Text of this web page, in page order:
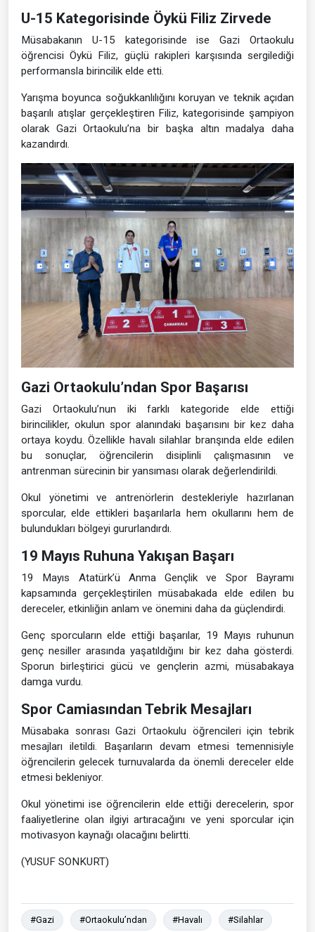
U-15 Kategorisinde Öykü Filiz Zirvede
Müsabakanın U-15 kategorisinde ise Gazi Ortaokulu
öğrencisi Öykü Filiz, güçlü rakipleri karşısında sergilediği
performansla birincilik elde etti.
Yarışma boyunca soğukkanlılığını koruyan ve teknik açıdan
başarılı atışlar gerçekleştiren Filiz, kategorisinde şampiyon
olarak Gazi Ortaokulu’na bir başka altın madalya daha
kazandırdı.
Gazi Ortaokulu’ndan Spor Başarısı
Gazi Ortaokulu’nun iki farklı kategoride elde ettiği
birincilikler, okulun spor alanındaki başarısını bir kez daha
ortaya koydu. Özellikle havalı silahlar branşında elde edilen
bu sonuçlar, öğrencilerin disiplinli çalışmasının ve
antrenman sürecinin bir yansıması olarak değerlendirildi.
Okul yönetimi ve antrenörlerin destekleriyle hazırlanan
sporcular, elde ettikleri başarılarla hem okullarını hem de
bulundukları bölgeyi gururlandırdı.
19 Mayıs Ruhuna Yakışan Başarı
19 Mayıs Atatürk’ü Anma Gençlik ve Spor Bayramı
kapsamında gerçekleştirilen müsabakada elde edilen bu
dereceler, etkinliğin anlam ve önemini daha da güçlendirdi.
Genç sporcuların elde ettiği başarılar, 19 Mayıs ruhunun
genç nesiller arasında yaşatıldığını bir kez daha gösterdi.
Sporun birleştirici gücü ve gençlerin azmi, müsabakaya
damga vurdu.
Spor Camiasından Tebrik Mesajları
Müsabaka sonrası Gazi Ortaokulu öğrencileri için tebrik
mesajları iletildi. Başarıların devam etmesi temennisiyle
öğrencilerin gelecek turnuvalarda da önemli dereceler elde
etmesi bekleniyor.
Okul yönetimi ise öğrencilerin elde ettiği derecelerin, spor
faaliyetlerine olan ilgiyi artıracağını ve yeni sporcular için
motivasyon kaynağı olacağını belirtti.
(YUSUF SONKURT)
#Gazi #Ortaokulu’ndan #Havalı #Silahlar